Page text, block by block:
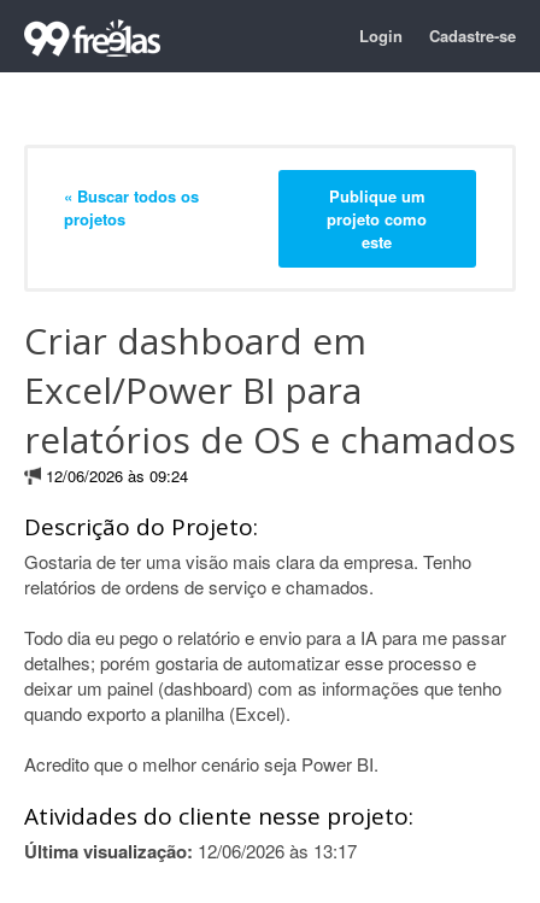
Login Cadastre-se
« Buscar todos os
projetos
Publique um
projeto como
este
Criar dashboard em
Excel/Power BI para
relatórios de OS e chamados
12/06/2026 às 09:24
Descrição do Projeto:
Gostaria de ter uma visão mais clara da empresa. Tenho
relatórios de ordens de serviço e chamados.
Todo dia eu pego o relatório e envio para a IA para me passar
detalhes; porém gostaria de automatizar esse processo e
deixar um painel (dashboard) com as informações que tenho
quando exporto a planilha (Excel).
Acredito que o melhor cenário seja Power BI.
Atividades do cliente nesse projeto:
Última visualização: 12/06/2026 às 13:17